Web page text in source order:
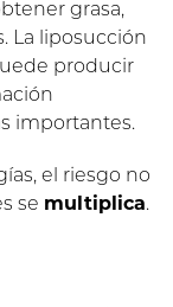
grasa,
La liposucción
producir
importantes.
el riesgo no
se multiplica.